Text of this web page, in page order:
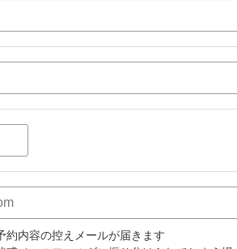
内容の控えメールが届きます